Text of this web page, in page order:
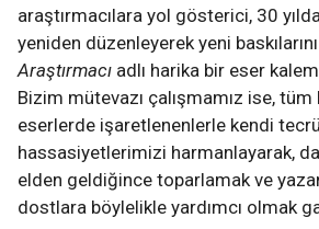
araştırmacılara yol gösterici, 30
yeniden düzenleyerek yeni baskılarını
Araştırmacı adlı harika bir eser
Bizim mütevazı çalışmamız ise,
eserlerde işaretlenenlerle kendi
hassasiyetlerimizi harmanlayarak,
elden geldiğince toparlamak ve
dostlara böylelikle yardımcı olmak